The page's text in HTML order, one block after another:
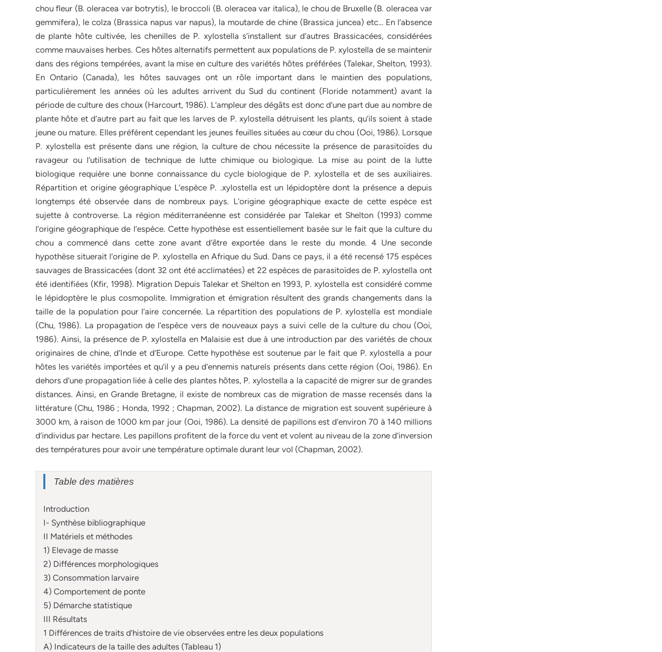
chou fleur (B. oleracea var botrytis), le broccoli (B. oleracea var italica), le chou de Bruxelle (B. oleracea var
gemmifera), le colza (Brassica napus var napus), la moutarde de chine (Brassica juncea) etc… En l’absence
de plante hôte cultivée, les chenilles de P. xylostella s’installent sur d’autres Brassicacées, considérées
comme mauvaises herbes. Ces hôtes alternatifs permettent aux populations de P. xylostella de se maintenir
dans des régions tempérées, avant la mise en culture des variétés hôtes préférées (Talekar, Shelton, 1993).
En Ontario (Canada), les hôtes sauvages ont un rôle important dans le maintien des populations,
particulièrement les années où les adultes arrivent du Sud du continent (Floride notamment) avant la
période de culture des choux (Harcourt, 1986). L’ampleur des dégâts est donc d’une part due au nombre de
plante hôte et d’autre part au fait que les larves de P. xylostella détruisent les plants, qu’ils soient à stade
jeune ou mature. Elles préfèrent cependant les jeunes feuilles situées au cœur du chou (Ooi, 1986). Lorsque
P. xylostella est présente dans une région, la culture de chou nécessite la présence de parasitoïdes du
ravageur ou l’utilisation de technique de lutte chimique ou biologique. La mise au point de la lutte
biologique requière une bonne connaissance du cycle biologique de P. xylostella et de ses auxiliaires.
Répartition et origine géographique L’espèce P. .xylostella est un lépidoptère dont la présence a depuis
longtemps été observée dans de nombreux pays. L’origine géographique exacte de cette espèce est
sujette à controverse. La région méditerranéenne est considérée par Talekar et Shelton (1993) comme
l’origine géographique de l’espèce. Cette hypothèse est essentiellement basée sur le fait que la culture du
chou a commencé dans cette zone avant d’être exportée dans le reste du monde. 4 Une seconde
hypothèse situerait l’origine de P. xylostella en Afrique du Sud. Dans ce pays, il a été recensé 175 espèces
sauvages de Brassicacées (dont 32 ont été acclimatées) et 22 espèces de parasitoïdes de P. xylostella ont
été identifiées (Kfir, 1998). Migration Depuis Talekar et Shelton en 1993, P. xylostella est considéré comme
le lépidoptère le plus cosmopolite. Immigration et émigration résultent des grands changements dans la
taille de la population pour l’aire concernée. La répartition des populations de P. xylostella est mondiale
(Chu, 1986). La propagation de l’espèce vers de nouveaux pays a suivi celle de la culture du chou (Ooi,
1986). Ainsi, la présence de P. xylostella en Malaisie est due à une introduction par des variétés de choux
originaires de chine, d’Inde et d’Europe. Cette hypothèse est soutenue par le fait que P. xylostella a pour
hôtes les variétés importées et qu’il y a peu d’ennemis naturels présents dans cette région (Ooi, 1986). En
dehors d’une propagation liée à celle des plantes hôtes, P. xylostella a la capacité de migrer sur de grandes
distances. Ainsi, en Grande Bretagne, il existe de nombreux cas de migration de masse recensés dans la
littérature (Chu, 1986 ; Honda, 1992 ; Chapman, 2002). La distance de migration est souvent supérieure à
3000 km, à raison de 1000 km par jour (Ooi, 1986). La densité de papillons est d’environ 70 à 140 millions
d’individus par hectare. Les papillons profitent de la force du vent et volent au niveau de la zone d’inversion
des températures pour avoir une température optimale durant leur vol (Chapman, 2002).
Table des matières
Introduction
I- Synthèse bibliographique
II Matériels et méthodes
1) Elevage de masse
2) Différences morphologiques
3) Consommation larvaire
4) Comportement de ponte
5) Démarche statistique
III Résultats
1 Différences de traits d’histoire de vie observées entre les deux populations
A) Indicateurs de la taille des adultes (Tableau 1)